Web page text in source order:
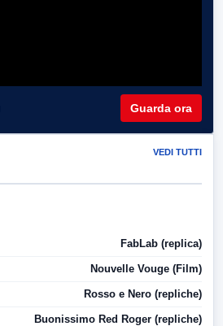
Guarda ora
VEDI TUTTI
FabLab (replica)
Nouvelle Vouge (Film)
Rosso e Nero (repliche)
Buonissimo Red Roger (repliche)